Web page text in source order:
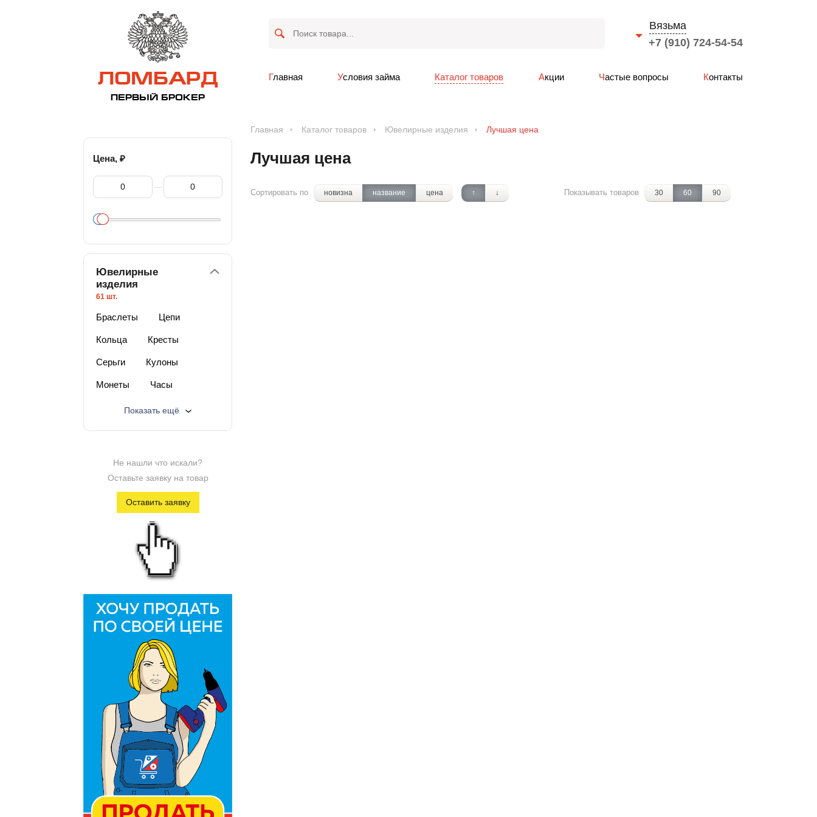
ЛОМБАРД
ПЕРВЫЙ БРОКЕР
Вязьма
+7 (910) 724-54-54
Главная Условия займа Каталог товаров Акции Частые вопросы Контакты
Главная Каталог товаров Ювелирные изделия Лучшая цена
Цена, ₽
—
Ювелирные
изделия
61 шт.
Браслеты Цепи
Кольца Кресты
Серьги Кулоны
Монеты Часы
Изделия с бриллиантами
Изделия с п/драг камнями
Лучшая цена
Изделия со скидкой
Показать ещё
Не нашли что искали?
Оставьте заявку на товар
Оставить заявку
Лучшая цена
Сортировать по новизна название цена ↑ ↓ Показывать товаров 30 60 90